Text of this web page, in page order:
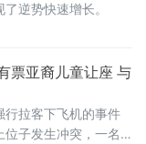
逆势快速增长。
票亚裔儿童让座 与
行拉客下飞机的事件
子发生冲突，一名